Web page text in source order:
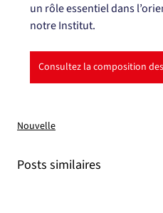
un rôle essentiel dans
notre Institut.
Consultez la composition
Nouvelle
Posts similaires